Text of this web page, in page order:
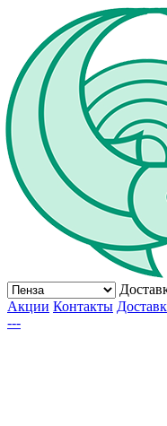
Акции Контакты
---